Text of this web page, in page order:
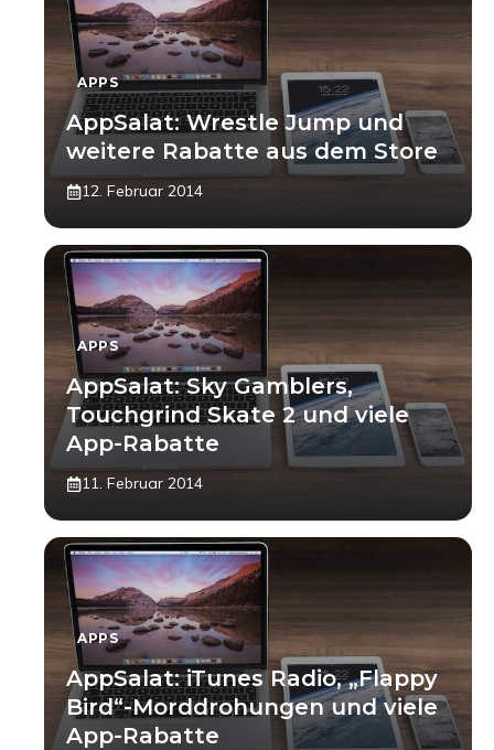
APPS
AppSalat: Wrestle Jump und
weitere Rabatte aus dem Store
12. Februar 2014
APPS
AppSalat: Sky Gamblers,
Touchgrind Skate 2 und viele
App-Rabatte
11. Februar 2014
APPS
AppSalat: iTunes Radio, „Flappy
Bird“-Morddrohungen und viele
App-Rabatte